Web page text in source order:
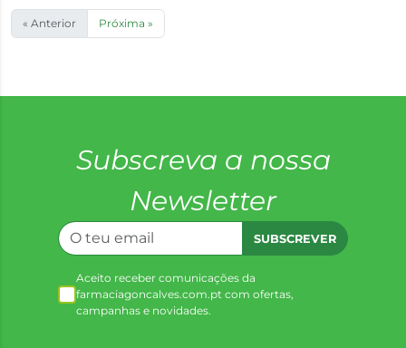
« Anterior Próxima »
Subscreva a nossa
Newsletter
SUBSCREVER
Aceito receber comunicações da
farmaciagoncalves.com.pt com ofertas,
campanhas e novidades.